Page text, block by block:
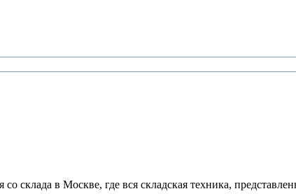
склада в Москве, где вся складская техника,